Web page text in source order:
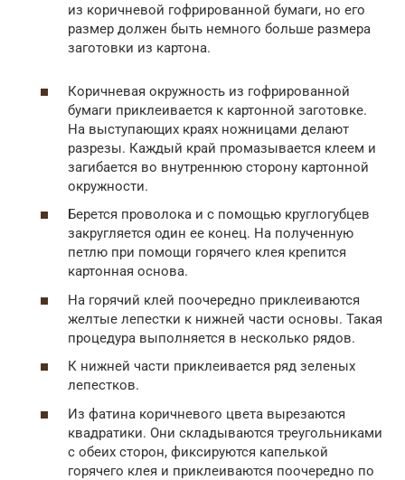
из коричневой гофрированной бумаги, но его
размер должен быть немного больше размера
заготовки из картона.
Коричневая окружность из гофрированной
бумаги приклеивается к картонной заготовке.
На выступающих краях ножницами делают
разрезы. Каждый край промазывается клеем и
загибается во внутреннюю сторону картонной
окружности.
Берется проволока и с помощью круглогубцев
закругляется один ее конец. На полученную
петлю при помощи горячего клея крепится
картонная основа.
На горячий клей поочередно приклеиваются
желтые лепестки к нижней части основы. Такая
процедура выполняется в несколько рядов.
К нижней части приклеивается ряд зеленых
лепестков.
Из фатина коричневого цвета вырезаются
квадратики. Они складываются треугольниками
с обеих сторон, фиксируются капелькой
горячего клея и приклеиваются поочередно по